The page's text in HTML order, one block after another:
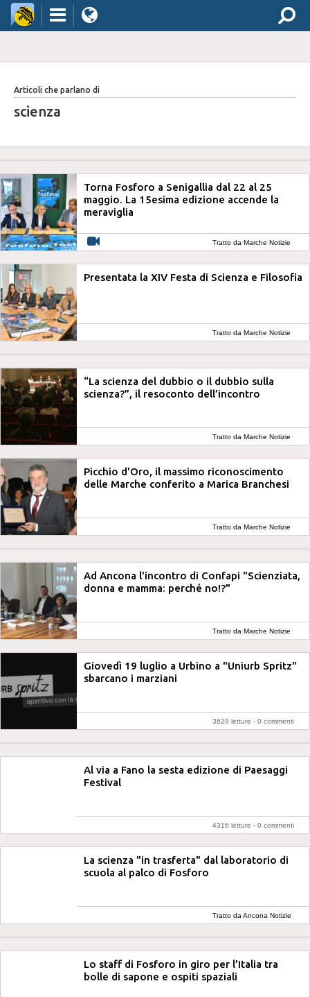
Articoli che parlano di
scienza
Torna Fosforo a Senigallia dal 22 al 25
maggio. La 15esima edizione accende la
meraviglia
Tratto da Marche Notizie
Presentata la XIV Festa di Scienza e Filosofia
Tratto da Marche Notizie
“La scienza del dubbio o il dubbio sulla
scienza?”, il resoconto dell’incontro
Tratto da Marche Notizie
Picchio d'Oro, il massimo riconoscimento
delle Marche conferito a Marica Branchesi
Tratto da Marche Notizie
Ad Ancona l'incontro di Confapi "Scienziata,
donna e mamma: perché no!?"
Tratto da Marche Notizie
Giovedì 19 luglio a Urbino a "Uniurb Spritz"
sbarcano i marziani
3629 letture - 0 commenti
Al via a Fano la sesta edizione di Paesaggi
Festival
4316 letture - 0 commenti
La scienza "in trasferta" dal laboratorio di
scuola al palco di Fosforo
Tratto da Ancona Notizie
Lo staff di Fosforo in giro per l’Italia tra
bolle di sapone e ospiti spaziali